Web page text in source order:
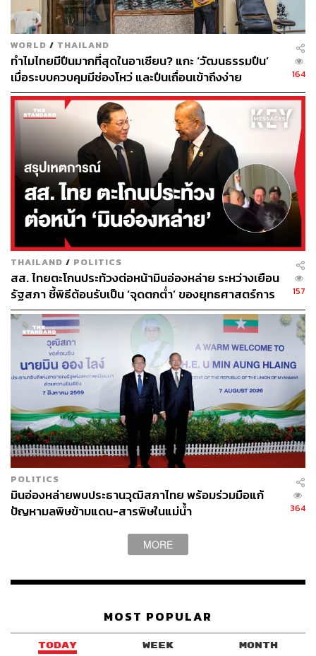
WORLD / THAILAND
ทำไมไทยมีปืนมากที่สุดในอาเซียน? แกะ ‘วัฒนธรรมปืน’
เมื่อระบบควบคุมมีช่องโหว่ และปืนเถื่อนเข้าถึงง่าย
164
THAILAND / POLITICS
สส. ไทยตะโกนประท้วงต่อหน้ามินอ่องหล่าย ระหว่างเยือน
รัฐสภา ชี้พิธีต้อนรับเป็น ‘จุดตกต่ำ’ ของยุทธศาสตร์การ
ทูตไทย
157
POLITICS
มินอ่องหล่ายพบประธานวุฒิสภาไทย พร้อมร่วมมือแก้
ปัญหามลพิษข้ามแดน-สารพิษในแม่น้ำ
364
MORE
MOST POPULAR
TODAY WEEK MONTH